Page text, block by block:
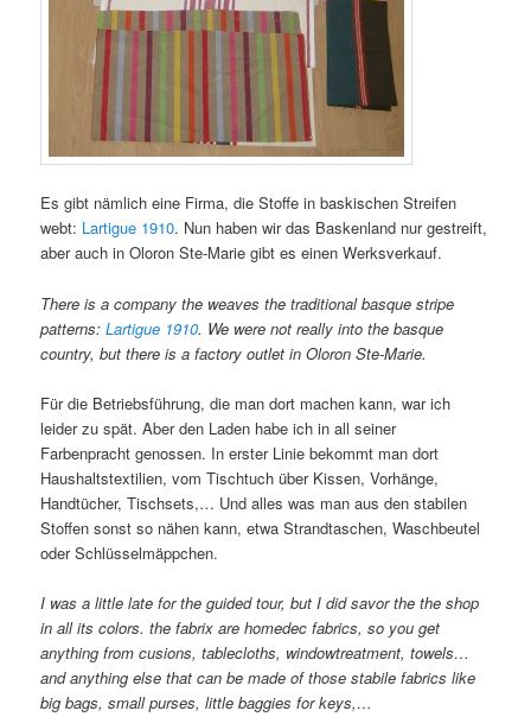
Es gibt nämlich eine Firma, die Stoffe in baskischen Streifen
webt: Lartigue 1910. Nun haben wir das Baskenland nur gestreift,
aber auch in Oloron Ste-Marie gibt es einen Werksverkauf.
There is a company the weaves the traditional basque stripe
patterns:Lartigue 1910. We were not really into the basque
country, but there is a factory outlet in Oloron Ste-Marie.
Für die Betriebsführung, die man dort machen kann, war ich
leider zu spät. Aber den Laden habe ich in all seiner
Farbenpracht genossen. In erster Linie bekommt man dort
Haushaltstextilien, vom Tischtuch über Kissen, Vorhänge,
Handtücher, Tischsets,… Und alles was man aus den stabilen
Stoffen sonst so nähen kann, etwa Strandtaschen, Waschbeutel
oder Schlüsselmäppchen.
I was a little late for the guided tour, but I did savor the the shop
in all its colors. the fabrix are homedec fabrics, so you get
anything from cusions, tablecloths, windowtreatment, towels…
and anything else that can be made of those stabile fabrics like
big bags, small purses, little baggies for keys,…